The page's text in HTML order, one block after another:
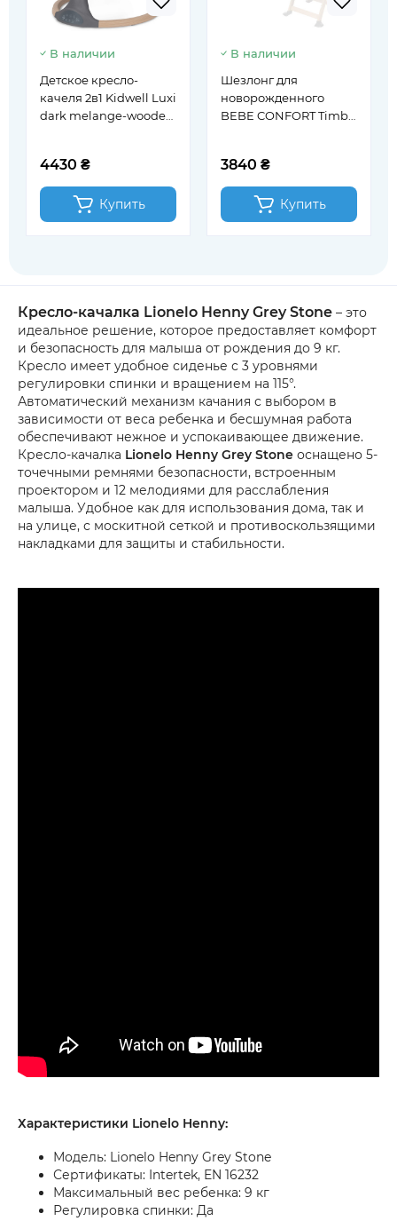
В наличии
Детское кресло-
качеля 2в1 Kidwell Luxi
dark melange-wooden
4430 ₴
Купить
В наличии
Шезлонг для
новорожденного
BEBE CONFORT Timba
3840 ₴
Купить
Кресло-качалка Lionelo Henny Grey Stone – это
идеальное решение, которое предоставляет комфорт
и безопасность для малыша от рождения до 9 кг.
Кресло имеет удобное сиденье с 3 уровнями
регулировки спинки и вращением на 115°.
Автоматический механизм качания с выбором в
зависимости от веса ребенка и бесшумная работа
обеспечивают нежное и успокаивающее движение.
Кресло-качалка Lionelo Henny Grey Stone оснащено 5-
точечными ремнями безопасности, встроенным
проектором и 12 мелодиями для расслабления
малыша. Удобное как для использования дома, так и
на улице, с москитной сеткой и противоскользящими
накладками для защиты и стабильности.
Характеристики Lionelo Henny:
Модель: Lionelo Henny Grey Stone
Сертификаты: Intertek, EN 16232
Максимальный вес ребенка: 9 кг
Регулировка спинки: Да